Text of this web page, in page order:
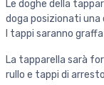
Le doghe della
doga posizionati una
I tappi saranno
La tapparella sarà
rullo e tappi di